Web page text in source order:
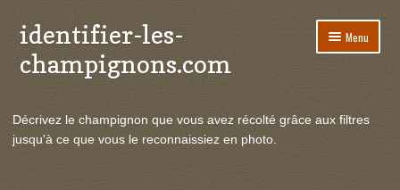
Aller
à
la
Aller
au
contenu
identifier-les-
champignons.com
Menu
le
Actualités
Décrivez le champignon que vous avez récolté grâce aux filtres
jusqu'à ce que vous le reconnaissiez en photo.